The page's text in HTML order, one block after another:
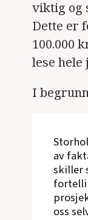
viktig og
Dette er
100.000
lese
I
av
skiller
oss